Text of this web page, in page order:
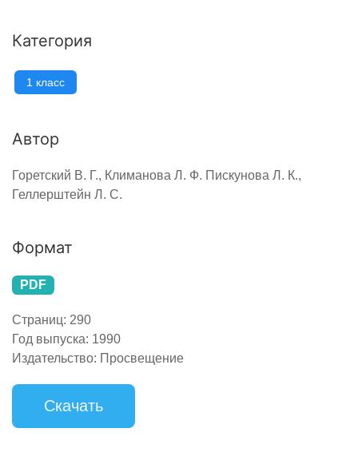
Категория
1 класс
Автор
Горетский В. Г., Климанова Л. Ф. Пискунова Л. К.,
Геллерштейн Л. С.
Формат
PDF
Страниц: 290
Год выпуска: 1990
Издательство: Просвещение
Скачать